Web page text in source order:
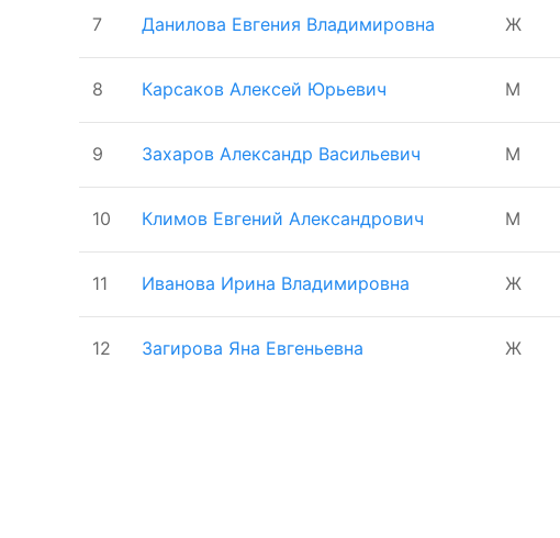
7 Данилова Евгения Владимировна Ж
8 Карсаков Алексей Юрьевич М
9 Захаров Александр Васильевич М
10 Климов Евгений Александрович М
11 Иванова Ирина Владимировна Ж
12 Загирова Яна Евгеньевна Ж